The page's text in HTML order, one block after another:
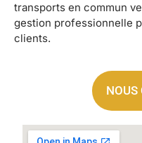
transports en commun
gestion professionnelle
clients.
NOUS